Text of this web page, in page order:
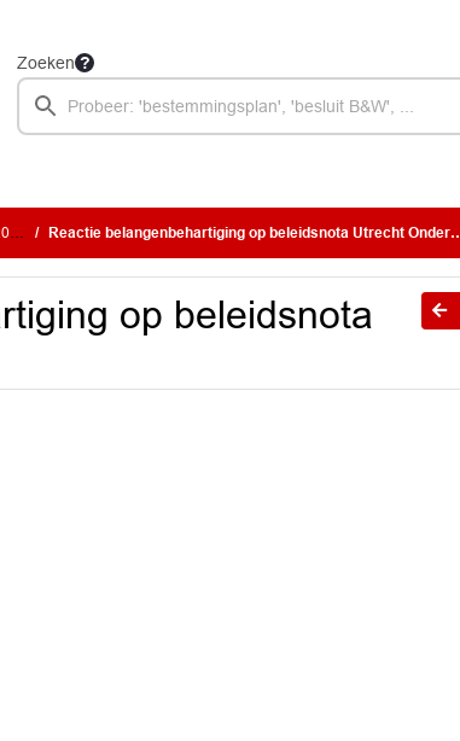
Zoeken
Reactie belangenbehartiging op beleidsnota Utrecht Onderdak
op beleidsnota